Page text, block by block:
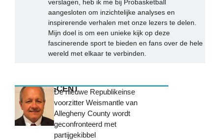
verslagen, heb ik me bij Probasketball
aangesloten om inzichtelijke analyses en
inspirerende verhalen met onze lezers te delen.
Mijn doel is om een unieke kijk op deze
fascinerende sport te bieden en fans over de hele
wereld met elkaar te verbinden.
MEEST RECENTDe nieuwe Republikeinse
voorzitter Weismantle van
Allegheny County wordt
geconfronteerd met
partijgekibbel